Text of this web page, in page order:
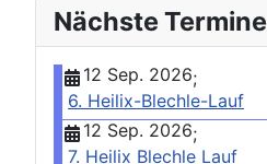
Nächste Termine
12 Sep. 2026;
6. Heilix-Blechle-Lauf
12 Sep. 2026;
7. Heilix Blechle Lauf